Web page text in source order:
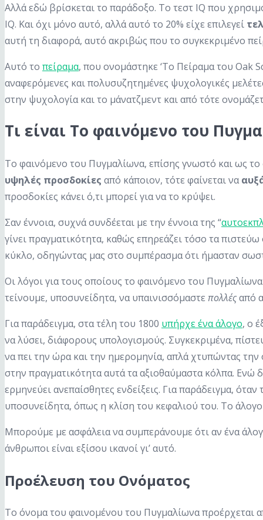
Αλλά εδώ βρίσκεται το παράδοξο. Το τεστ IQ που
IQ. Και όχι μόνο αυτό, αλλά αυτό το 20% είχε επιλεγεί
αυτή τη διαφορά, αυτό ακριβώς που το συγκεκριμένο
Αυτό το πείραμα, που ονομάστηκε ‘Το Πείραμα του Oak
αναφερόμενες και πολυσυζητημένες ψυχολογικές
στην ψυχολογία και το μάνατζμεντ και από τότε
Τι είναι Το φαινόμενο του
Το φαινόμενο του Πυγμαλίωνα, επίσης γνωστό και ως
υψηλές προσδοκίες από κάποιον, τότε φαίνεται να
προσδοκίες κάνει ό,τι μπορεί για να το κρύψει.
Σαν έννοια, συχνά συνδέεται με την έννοια της “
γίνει πραγματικότητα, καθώς επηρεάζει τόσο τα
κύκλο, οδηγώντας μας στο συμπέρασμα ότι ήμασταν
Οι λόγοι για τους οποίους το φαινόμενο του
τείνουμε, υποσυνείδητα, να υπαινισσόμαστε πολλέςαπό
Για παράδειγμα, στα τέλη του 1800 υπήρχε ένα άλογο, ο
να λύσει, διάφορους υπολογισμούς. Συγκεκριμένα,
να πει την ώρα και την ημερομηνία, απλά χτυπώντας
στην πραγματικότητα αυτά τα αξιοθαύμαστα κόλπα. Ενώ
ερμηνεύει ανεπαίσθητες ενδείξεις. Για παράδειγμα,
υποσυνείδητα, όπως η κλίση του κεφαλιού του. Το
Μπορούμε με ασφάλεια να συμπεράνουμε ότι αν ένα
άνθρωποι είναι εξίσου ικανοί γι’ αυτό.
Προέλευση του Ονόματος
Το όνομα του φαινομένου του Πυγμαλίωνα προέρχεται